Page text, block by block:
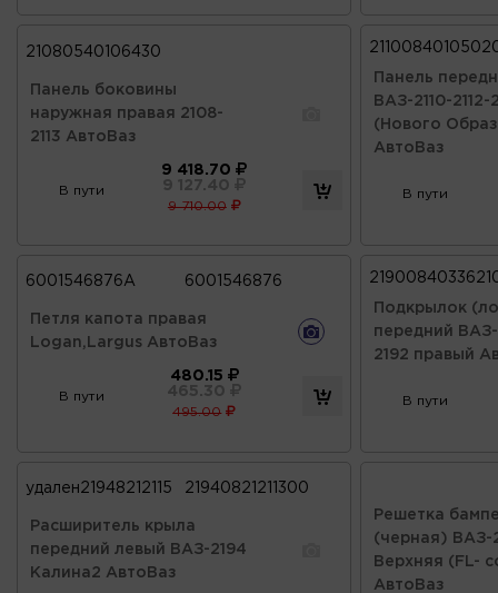
21080540106430
Панель боковины
наружная правая 2108-
2113 АвтоВаз
В пути
9 418.70
9 127.40
9 710.00
Панель
ВАЗ-2110-2112-
(Нового
АвтоВаз
В пути
6001546876А 6001546876
Петля капота правая
Logan,Largus АвтоВаз
В пути
480.15
465.30
495.00
Подкрылок
передний ВАЗ-
2192 правый
В пути
удален21948212115 21940821211300
Расширитель крыла
передний левый ВАЗ-2194
Калина2 АвтоВаз
Решетка
(черная) ВАЗ-
Верхняя (FL-
АвтоВаз